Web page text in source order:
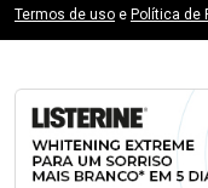
Termos de uso e Política de